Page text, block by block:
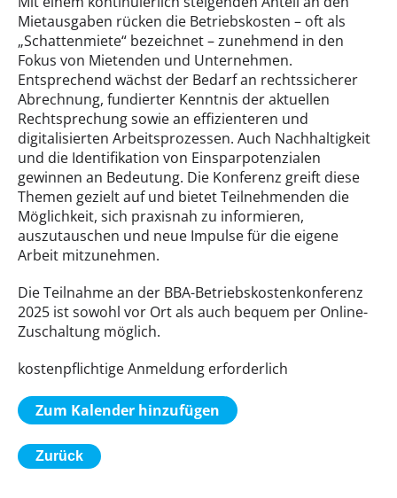
Mietausgaben rücken die Betriebskosten – oft als
„Schattenmiete“ bezeichnet – zunehmend in den
Fokus von Mietenden und Unternehmen.
Entsprechend wächst der Bedarf an rechtssicherer
Abrechnung, fundierter Kenntnis der aktuellen
Rechtsprechung sowie an effizienteren und
digitalisierten Arbeitsprozessen. Auch Nachhaltigkeit
und die Identifikation von Einsparpotenzialen
gewinnen an Bedeutung. Die Konferenz greift diese
Themen gezielt auf und bietet Teilnehmenden die
Möglichkeit, sich praxisnah zu informieren,
auszutauschen und neue Impulse für die eigene
Arbeit mitzunehmen.
Die Teilnahme an der BBA-Betriebskostenkonferenz
2025 ist sowohl vor Ort als auch bequem per Online-
Zuschaltung möglich.
kostenpflichtige Anmeldung erforderlich
Zum Kalender hinzufügen
Zurück